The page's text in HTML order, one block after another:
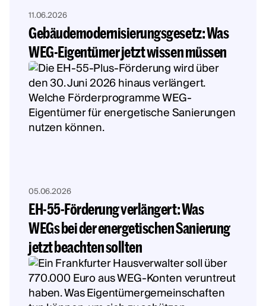
11.06.2026
Gebäudemodernisierungsgesetz: Was
WEG-Eigentümer jetzt wissen müssen
05.06.2026
EH-55-Förderung verlängert: Was
WEGs bei der energetischen Sanierung
jetzt beachten sollten